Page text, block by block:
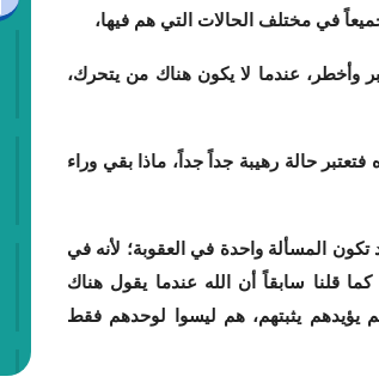
في مختلف الحالات التي هم فيها،
وأخطر، عندما لا يكون هناك من يتحرك،
حالة رهيبة جداً جداً، ماذا بقي وراء
تكون المسألة واحدة في العقوبة؛ لأنه في
قلنا سابقاً أن الله عندما يقول هناك
يثبتهم، هم ليسوا لوحدهم فقط